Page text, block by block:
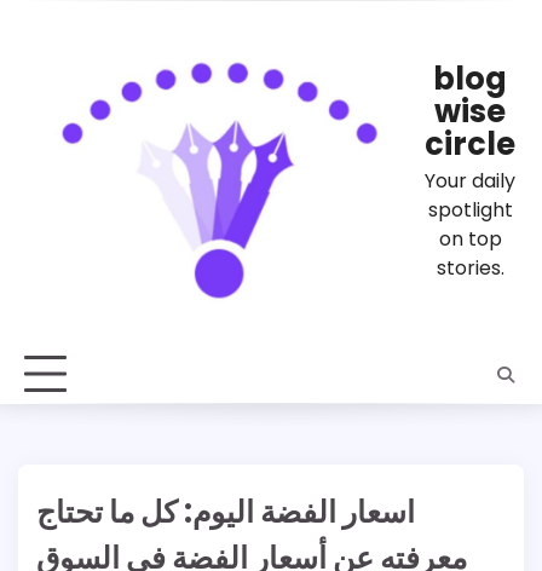
blog
wise
circle
Your daily
spotlight
on top
stories.
اسعار الفضة اليوم: كل ما تحتاج
معرفته عن أسعار الفضة في السوق